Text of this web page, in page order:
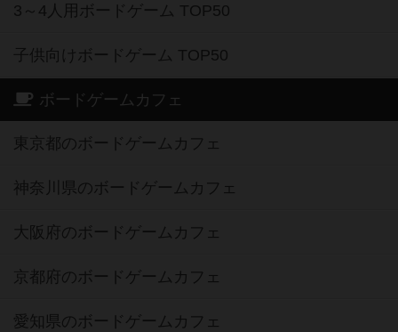
3～4人用ボードゲーム TOP50
子供向けボードゲーム TOP50
ボードゲームカフェ
東京都のボードゲームカフェ
神奈川県のボードゲームカフェ
大阪府のボードゲームカフェ
京都府のボードゲームカフェ
愛知県のボードゲームカフェ